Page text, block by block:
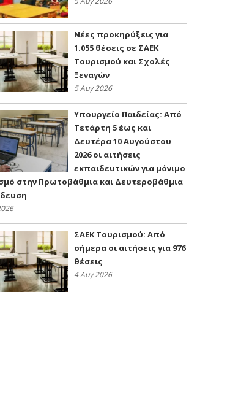
Νέες προκηρύξεις για
1.055 θέσεις σε ΣΑΕΚ
Τουρισμού και Σχολές
Ξεναγών
5 Αυγ 2026
Υπουργείο Παιδείας: Από
Τετάρτη 5 έως και
Δευτέρα 10 Αυγούστου
2026 οι αιτήσεις
εκπαιδευτικών για μόνιμο
στην Πρωτοβάθμια και Δευτεροβάθμια
ΣΑΕΚ Τουρισμού: Από
σήμερα οι αιτήσεις για 976
θέσεις
4 Αυγ 2026